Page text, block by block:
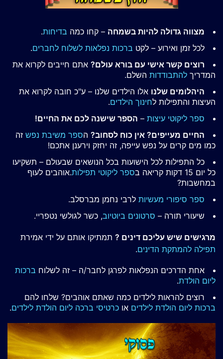
מצווה גדולה להיות בשמחה – קחו כמה בדיחות.
לכל זמן ואירוע – לקט ברכות נפלאות לשלוח לחברים.
רוצים קשר אישי עם בורא עולם? אתם חייבים לקרוא את
המדריך להתבודדות השלם.
היהלומים שלנו אלו הילדים שלנו – ע"כ חובה לקרוא את
העיצות והתפילות לחינוך הילדים.
ספר ליקוטי עיצות – הספר שישנה לכם את החיים!
החיים מעייפים? אין כוח לסחוב? הספר משיבת נפש זה
כמו מים קרים על נפש עייפה, זה יחזק וירענן אתכם!
כל התפילות לכל הישועות בכל הנושאים שבעולם – תשקיעו
כל יום 15 דקות קריאה ב
ספר ליקוטי תפילות.אוהבים לעוף
במחשבות?
ספר סיפורי מעשיות לרבי נחמן מברסלב.
שיעורי תורה – סרטונים ביוטיוב, כשר לגולשי נטפריי.
מרגישים שיש עליכם דינים ? תמתיקו אותם על ידי אמירת
תפילה להמתקת הדינים.
אחת הדרכים הנפלאות לפרגן לחבר/ה – זה לשלוח ברכות
ליום הולדת.
רוצים להראות לילדים כמה שאתם אוהבים? שלחו להם
ברכות ליום הולדת לילדים או כרטיסי ברכה ליום הולדת לילדים.